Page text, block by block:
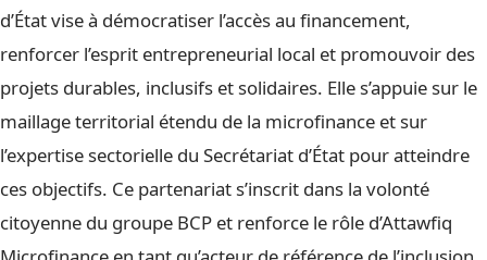
d’État vise à démocratiser l’accès au financement,
renforcer l’esprit entrepreneurial local et promouvoir des
projets durables, inclusifs et solidaires. Elle s’appuie sur le
maillage territorial étendu de la microfinance et sur
l’expertise sectorielle du Secrétariat d’État pour atteindre
ces objectifs. Ce partenariat s’inscrit dans la volonté
citoyenne du groupe BCP et renforce le rôle d’Attawfiq